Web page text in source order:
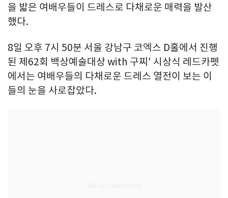
을 밟은 여배우들이 드레스로 다채로운 매력을 발산
했다.
8일 오후 7시 50분 서울 강남구 코엑스 D홀에서 진행
된 제62회 백상예술대상 with 구찌' 시상식 레드카펫
에서는 여배우들의 다채로운 드레스 열전이 보는 이
들의 눈을 사로잡았다.